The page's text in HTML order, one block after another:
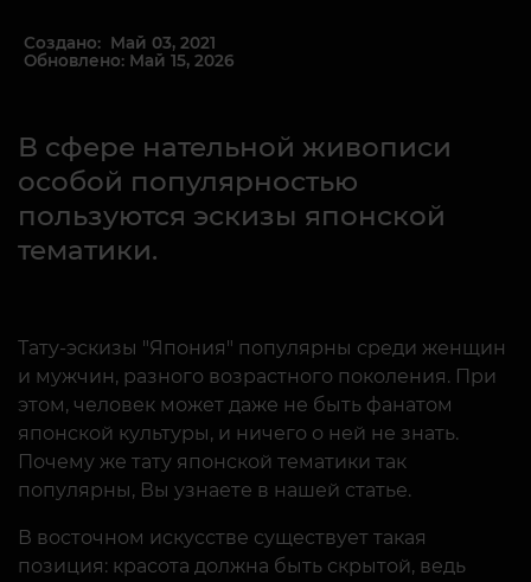
Создано: Май 03, 2021
Обновлено: Май 15, 2026
В сфере нательной живописи
особой популярностью
пользуются эскизы японской
тематики.
Тату-эскизы "Япония" популярны среди женщин
и мужчин, разного возрастного поколения. При
этом, человек может даже не быть фанатом
японской культуры, и ничего о ней не знать.
Почему же тату японской тематики так
популярны, Вы узнаете в нашей статье.
В восточном искусстве существует такая
позиция: красота должна быть скрытой, ведь